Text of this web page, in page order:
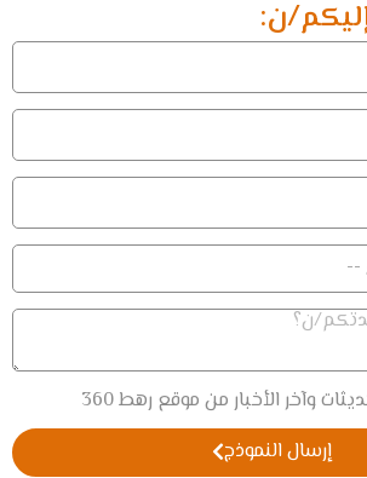
ن:
وآخر الأخبار من موقع رهط 360
إرسال النموذج